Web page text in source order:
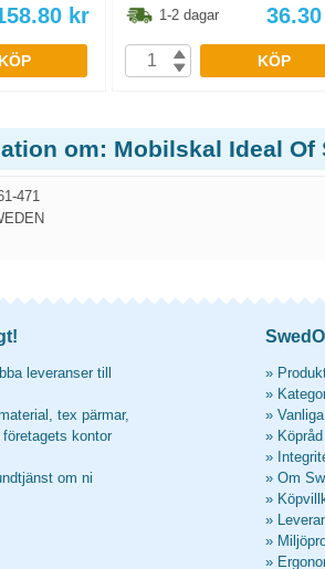
kr
KÖP
1-2 dagar 36.30
KÖP
om: Mobilskal Ideal
471
leveranser till
tex pärmar,
kontor
om ni
»
»
»
» Köpråd
»
» Om
»
»
»
»